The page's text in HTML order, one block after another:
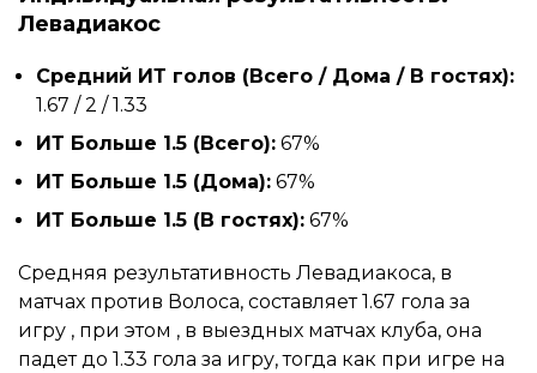
Левадиакос
Средний ИТ голов (Всего / Дома / В гостях):
1.67 / 2 / 1.33
ИТ Больше 1.5 (Всего): 67%
ИТ Больше 1.5 (Дома): 67%
ИТ Больше 1.5 (В гостях): 67%
Средняя результативность Левадиакоса, в
матчах против Волоса, составляет 1.67 гола за
игру , при этом , в выездных матчах клуба, она
падет до 1.33 гола за игру, тогда как при игре на